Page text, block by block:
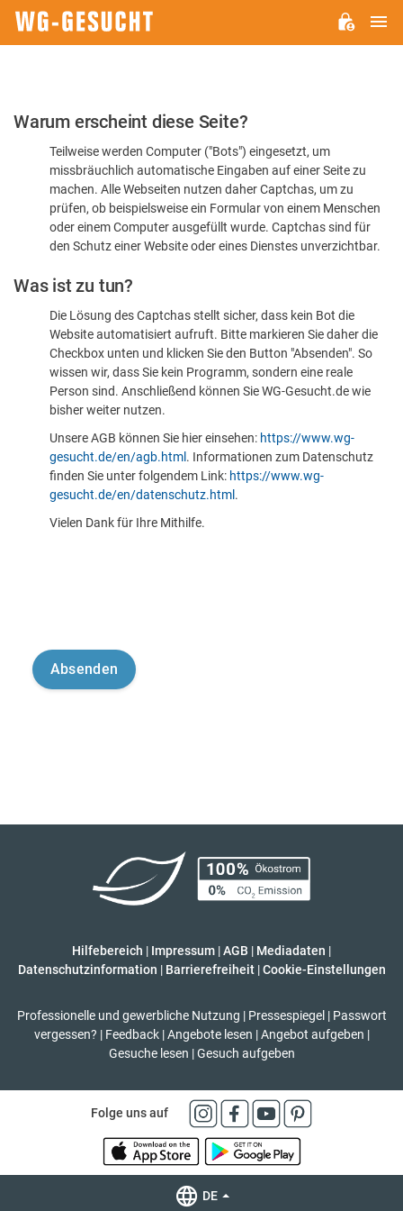
Bitte
dass
sind
Warum erscheint diese Seite?
Teilweise werden Computer ("Bots") eingesetzt, um
missbräuchlich automatische Eingaben auf einer Seite zu
machen. Alle Webseiten nutzen daher Captchas, um zu
prüfen, ob beispielsweise ein Formular von einem Menschen
oder einem Computer ausgefüllt wurde. Captchas sind für
den Schutz einer Website oder eines Dienstes unverzichtbar.
Was ist zu tun?
Die Lösung des Captchas stellt sicher, dass kein Bot die
Website automatisiert aufruft. Bitte markieren Sie daher die
Checkbox unten und klicken Sie den Button "Absenden". So
wissen wir, dass Sie kein Programm, sondern eine reale
Person sind. Anschließend können Sie WG-Gesucht.de wie
bisher weiter nutzen.
Unsere AGB können Sie hier einsehen: https://www.wg-
gesucht.de/en/agb.html . Informationen zum Datenschutz
finden Sie unter folgendem Link: https://www.wg-
gesucht.de/en/datenschutz.html .
Vielen Dank für Ihre Mithilfe.
Hilfebereich | Impressum |AGB | Mediadaten |
Datenschutzinformation | Barrierefreiheit | Cookie-Einstellungen
Professionelle und gewerbliche Nutzung | Pressespiegel | Passwort
vergessen? | Feedback | Angebote lesen | Angebot aufgeben |
Gesuche lesen | Gesuch aufgeben
Folge uns auf
DE